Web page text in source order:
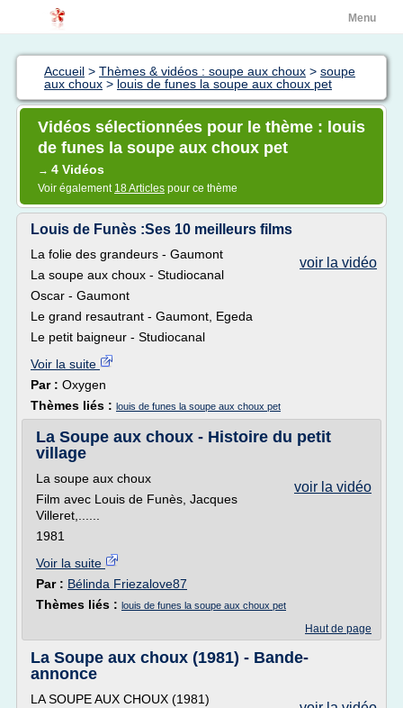
Menu
Accueil > Thèmes & vidéos : soupe aux choux > soupe
aux choux > louis de funes la soupe aux choux pet
Vidéos sélectionnées pour le thème : louis
de funes la soupe aux choux pet
→ 4 Vidéos
Voir également 18 Articles pour ce thème
Louis de Funès :Ses 10 meilleurs films
voir la vidéo
La folie des grandeurs - Gaumont
La soupe aux choux - Studiocanal
Oscar - Gaumont
Le grand resautrant - Gaumont, Egeda
Le petit baigneur - Studiocanal
Voir la suite
Par : Oxygen
Thèmes liés : louis de funes la soupe aux choux pet
La Soupe aux choux - Histoire du petit
village
voir la vidéo
La soupe aux choux
Film avec Louis de Funès, Jacques
Villeret,......
1981
Voir la suite
Par : Bélinda Friezalove87
Thèmes liés : louis de funes la soupe aux choux pet
Haut de page
La Soupe aux choux (1981) - Bande-
annonce
LA SOUPE AUX CHOUX (1981)